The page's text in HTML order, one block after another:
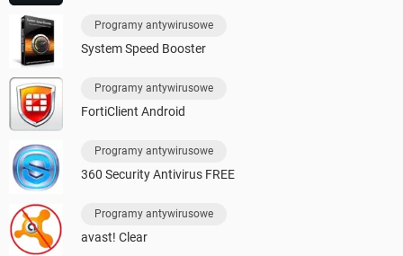
Programy antywirusowe
System Speed Booster
Programy antywirusowe
FortiClient Android
Programy antywirusowe
360 Security Antivirus FREE
Programy antywirusowe
avast! Clear